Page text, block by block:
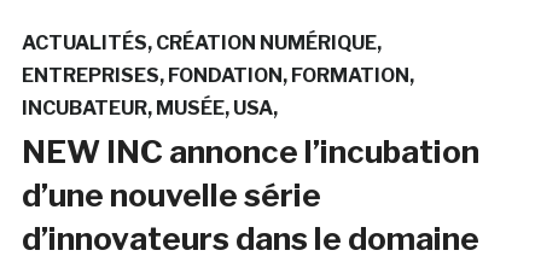
ACTUALITÉS CRÉATION NUMÉRIQUE
ENTREPRISES FONDATION
FORMATION
INCUBATEUR MUSÉE USA
NEW INC annonce l’incubation
d’une nouvelle série
d’innovateurs dans le domaine